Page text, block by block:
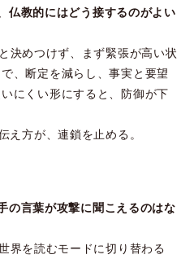
仏教的にはどう接するのがよい
決めつけず、まず緊張が高い状
、断定を減らし、事実と要望
にくい形にすると、防御が下
方が、連鎖を止める。
の言葉が攻撃に聞こえるのはな
界を読むモードに切り替わる